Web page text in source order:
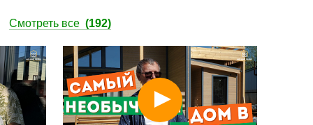
Смотреть все (192)
Смотреть